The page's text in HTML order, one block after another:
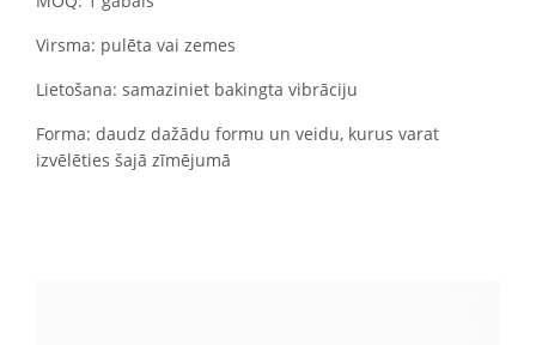
Virsma: pulēta vai zemes
Lietošana: samaziniet bakingta vibrāciju
Forma: daudz dažādu formu un veidu, kurus varat
izvēlēties šajā zīmējumā